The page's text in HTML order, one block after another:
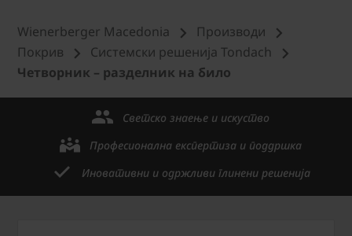
Wienerberger Macedonia
Производи
Покрив
Системски решенија Tondach
Четворник – разделник на било
Светско знаење и искуство
Професионална експертиза и поддршка
Иновативни и одржливи глинени решенија